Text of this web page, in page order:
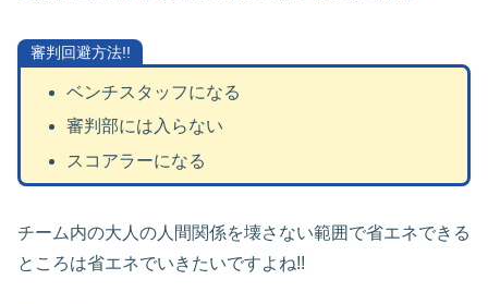
審判回避方法!!
ベンチスタッフになる
審判部には入らない
スコアラーになる
チーム内の大人の人間関係を壊さない範囲で省エネできる
ところは省エネでいきたいですよね!!